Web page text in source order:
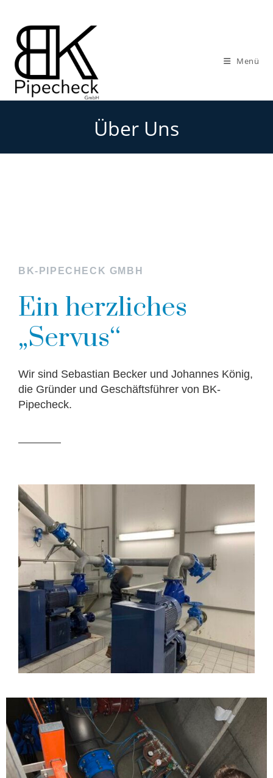
Menü
Über Uns
BK-PIPECHECK GMBH
Ein herzliches
„Servus‘‘
Wir sind Sebastian Becker und Johannes König,
die Gründer und Geschäftsführer von BK-
Pipecheck.